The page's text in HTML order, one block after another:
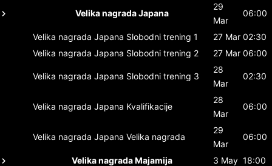
Velika nagrada Japana
29
Mar
06:00
Velika nagrada Japana Slobodni trening 1 27 Mar 02:30
Velika nagrada Japana Slobodni trening 2 27 Mar 06:00
Velika nagrada Japana Slobodni trening 3
28
Mar
02:30
Velika nagrada Japana Kvalifikacije
28
Mar
06:00
Velika nagrada Japana Velika nagrada
29
Mar
06:00
Velika nagrada Majamija 3 May 18:00